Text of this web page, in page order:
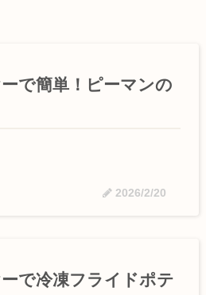
で簡単！ピーマンの
2026/2/20
で冷凍フライドポテ